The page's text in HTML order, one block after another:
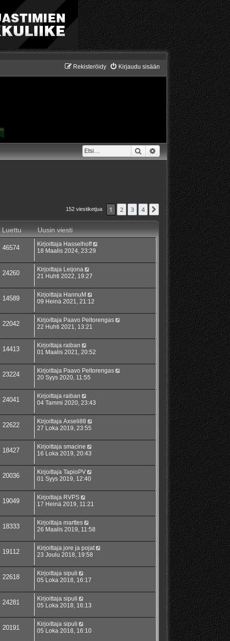
Kirjaudu sisään
Rekisteröidy
Etsi Tarkennettu haku
152 viestiketjua 1 2 3 4 Seuraava
Luettu
Uusin viesti
46574 Kirjoittaja Hasselhoff
18 Maalis 2024, 23:29
24260 Kirjoittaja Leijona
21 Huhti 2022, 19:27
14589 Kirjoittaja HannuM
09 Heinä 2021, 21:12
22042 Kirjoittaja Paavo Peltorengas
22 Huhti 2021, 13:21
14413 Kirjoittaja raiban
01 Maalis 2021, 20:52
23224 Kirjoittaja Paavo Peltorengas
20 Syys 2020, 11:55
24041 Kirjoittaja raiban
04 Tammi 2020, 23:43
22622 Kirjoittaja Axseli88
27 Loka 2019, 23:55
18427 Kirjoittaja smacine
16 Loka 2019, 20:43
20036 Kirjoittaja TapioPV
01 Syys 2019, 12:40
19049 Kirjoittaja RVPS
17 Heinä 2019, 11:21
18333 Kirjoittaja marttes
26 Maalis 2019, 11:58
19112 Kirjoittaja jore ja pojat
23 Joulu 2018, 19:58
22618 Kirjoittaja sipuli
05 Loka 2018, 16:17
24281 Kirjoittaja sipuli
05 Loka 2018, 16:13
20191 Kirjoittaja sipuli
05 Loka 2018, 16:10